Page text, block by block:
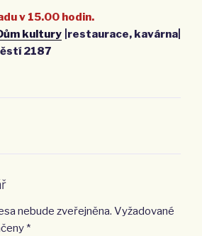
v 15.00 hodin.
kultury |restaurace, kavárna|
2187
nebude zveřejněna. Vyžadované
*